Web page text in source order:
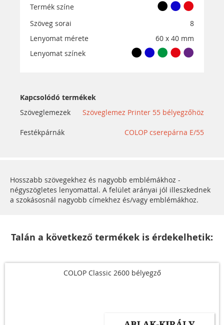
Termék színe
Szöveg sorai
8
Lenyomat mérete
60 x 40 mm
Lenyomat színek
Kapcsolódó termékek
Szöveglemezek
Szöveglemez Printer 55 bélyegzőhöz
Festékpárnák COLOP cserepárna E/55
Hosszabb szövegekhez és nagyobb emblémákhoz -
négyszögletes lenyomattal. A felület arányai jól illeszkednek
a szokásosnál nagyobb címekhez és/vagy emblémákhoz.
Talán a következő termékek is érdekelhetik:
COLOP Classic 2600 bélyegző